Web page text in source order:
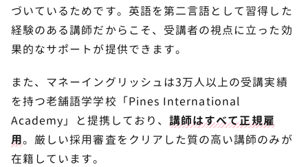
づいているためです。英語を第二言語として習得した
経験のある講師だからこそ、受講者の視点に立った効
果的なサポートが提供できます。
また、マネーイングリッシュは3万人以上の受講実績
を持つ老舗語学学校「Pines International
Academy」と提携しており、講師はすべて正規雇
用。厳しい採用審査をクリアした質の高い講師のみが
在籍しています。